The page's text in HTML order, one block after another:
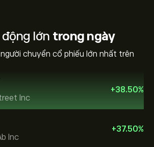
động lớn trong ngày
chuyển cổ phiếu lớn nhất trên
Inc
+38.50%
Inc
+37.50%